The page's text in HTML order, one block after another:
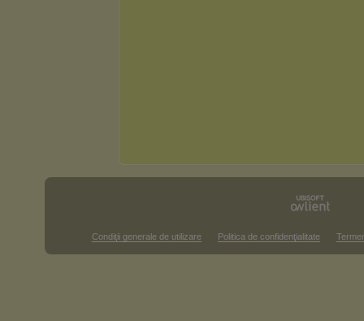
Condiţii generale de utilizare Politica de confidenţialitate